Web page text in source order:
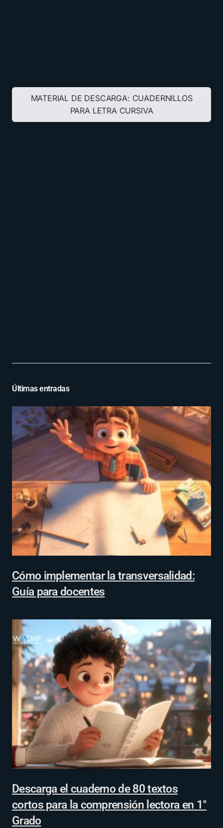
MATERIAL DE DESCARGA: CUADERNILLOS
PARA LETRA CURSIVA
Últimas entradas
Cómo implementar la transversalidad:
Guía para docentes
Descarga el cuaderno de 80 textos
cortos para la comprensión lectora en 1°
Grado